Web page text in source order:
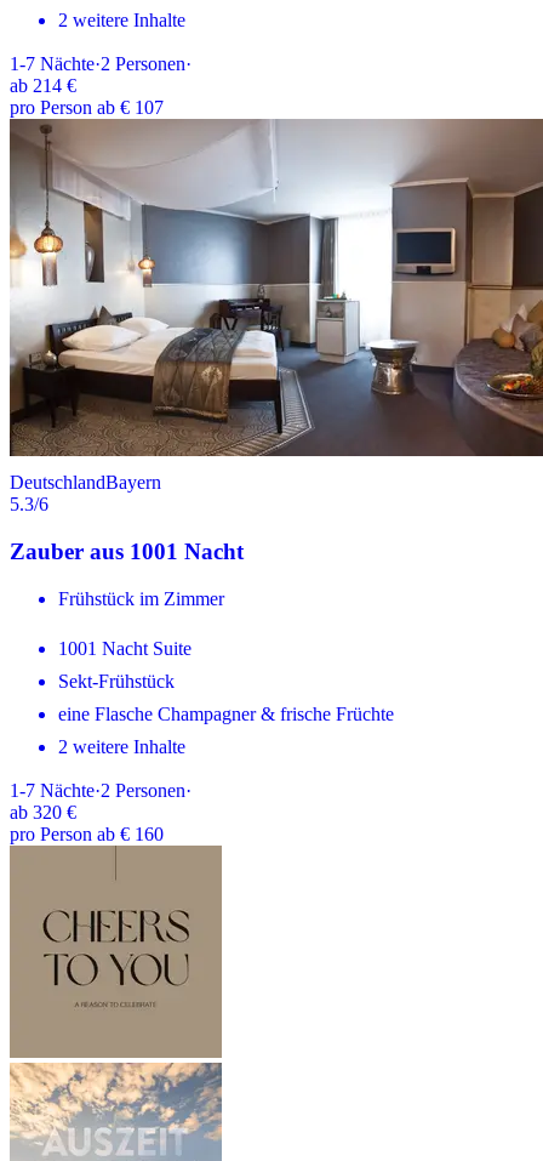
2 weitere Inhalte
1-7 Nächte·2 Personen·
ab 214 €
pro Person ab € 107
DeutschlandBayern
5.3/6
Zauber aus 1001 Nacht
Frühstück im Zimmer
1001 Nacht Suite
Sekt-Frühstück
eine Flasche Champagner & frische Früchte
2 weitere Inhalte
1-7 Nächte·2 Personen·
ab 320 €
pro Person ab € 160